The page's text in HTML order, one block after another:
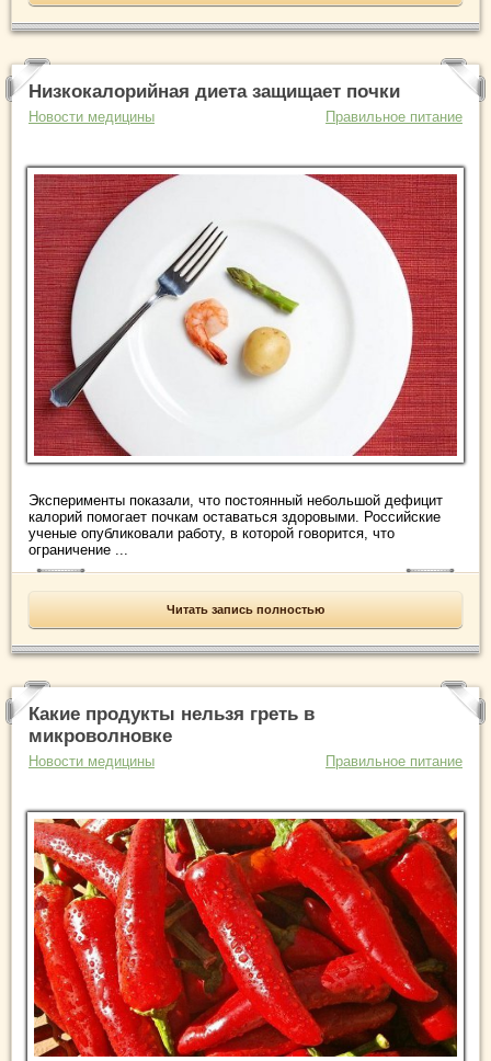
Низкокалорийная диета защищает почки
Новости медицины Правильное питание
Эксперименты показали, что постоянный небольшой дефицит
калорий помогает почкам оставаться здоровыми. Российские
ученые опубликовали работу, в которой говорится, что
ограничение ...
Читать запись полностью
Какие продукты нельзя греть в
микроволновке
Новости медицины Правильное питание